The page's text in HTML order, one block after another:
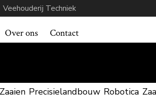
Veehouderij Techniek
Over ons Contact
Precisielandbouw Robotica